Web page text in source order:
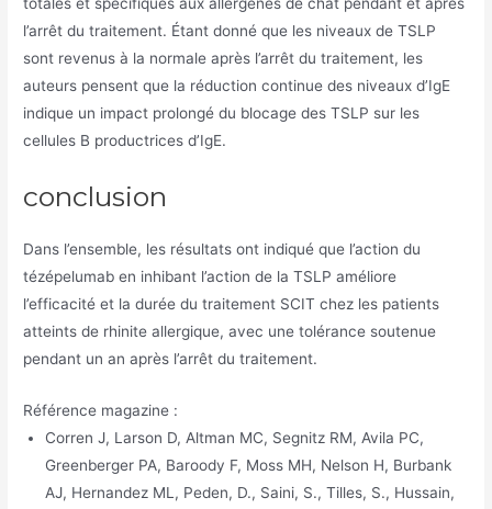
l’arrêt du traitement. Étant donné que les niveaux de TSLP
sont revenus à la normale après l’arrêt du traitement, les
auteurs pensent que la réduction continue des niveaux d’IgE
indique un impact prolongé du blocage des TSLP sur les
cellules B productrices d’IgE.
conclusion
Dans l’ensemble, les résultats ont indiqué que l’action du
tézépelumab en inhibant l’action de la TSLP améliore
l’efficacité et la durée du traitement SCIT chez les patients
atteints de rhinite allergique, avec une tolérance soutenue
pendant un an après l’arrêt du traitement.
Référence magazine :
Corren J, Larson D, Altman MC, Segnitz RM, Avila PC,
Greenberger PA, Baroody F, Moss MH, Nelson H, Burbank
AJ, Hernandez ML, Peden, D., Saini, S., Tilles, S., Hussain,